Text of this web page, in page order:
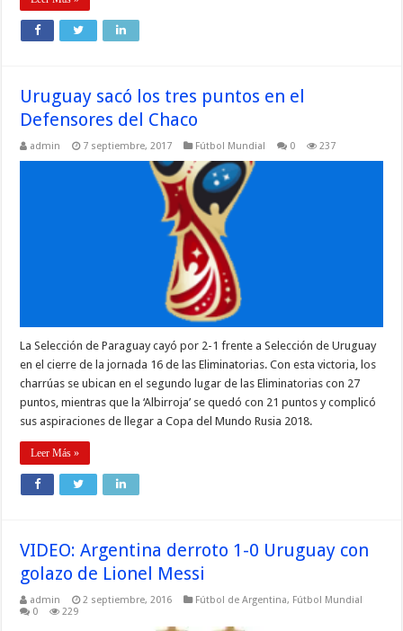
Uruguay sacó los tres puntos en el
Defensores del Chaco
admin 7 septiembre, 2017 Fútbol Mundial 0 237
La Selección de Paraguay cayó por 2-1 frente a Selección de Uruguay
en el cierre de la jornada 16 de las Eliminatorias. Con esta victoria, los
charrúas se ubican en el segundo lugar de las Eliminatorias con 27
puntos, mientras que la ‘Albirroja’ se quedó con 21 puntos y complicó
sus aspiraciones de llegar a Copa del Mundo Rusia 2018.
Leer Más »
VIDEO: Argentina derroto 1-0 Uruguay con
golazo de Lionel Messi
admin 2 septiembre, 2016 Fútbol de Argentina, Fútbol Mundial
0
229